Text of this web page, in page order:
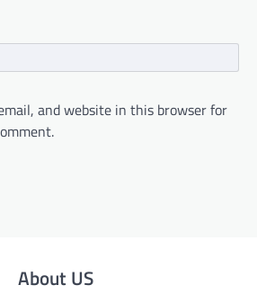
and website in this browser for
About US